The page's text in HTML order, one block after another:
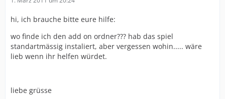
hi, ich brauche bitte eure hilfe:
wo finde ich den add on ordner??? hab das spiel
standartmässig instaliert, aber vergessen wohin..... wäre
lieb wenn ihr helfen würdet.
liebe grüsse